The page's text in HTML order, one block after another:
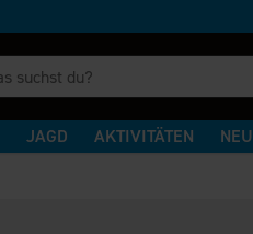
JAGD AKTIVITÄTEN NEU